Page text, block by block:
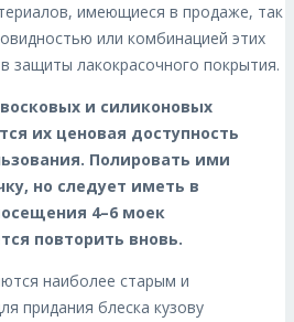
имеющиеся в продаже, так
или комбинацией этих
защиты лакокрасочного покрытия.
и силиконовых
их ценовая доступность
Полировать ими
но следует иметь в
4–6 моек
повторить вновь.
наиболее старым и
придания блеска кузову